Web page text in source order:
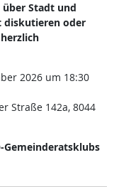
über Stadt und
diskutieren oder
2026 um 18:30
Straße 142a, 8044
Gemeinderatsklubs